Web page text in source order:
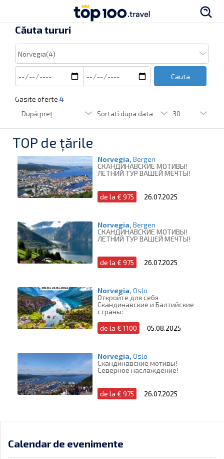
Căuta tururi
Cauta
Gasite oferte 4
TOP de țările
Norvegia, Bergen
СКАНДИНАВСКИЕ МОТИВЫ!
ЛЕТНИЙ ТУР ВАШЕЙ МЕЧТЫ!
de la € 975 26.07.2025
Norvegia, Bergen
СКАНДИНАВСКИЕ МОТИВЫ!
ЛЕТНИЙ ТУР ВАШЕЙ МЕЧТЫ!
de la € 975 26.07.2025
Norvegia, Oslo
Откройте для себя
Скандинавские и Балтийские
страны:
de la € 1100
05.08.2025
Norvegia, Oslo
Скандинавские мотивы!
Северное наслаждение!
de la € 975 26.07.2025
Calendar de evenimente